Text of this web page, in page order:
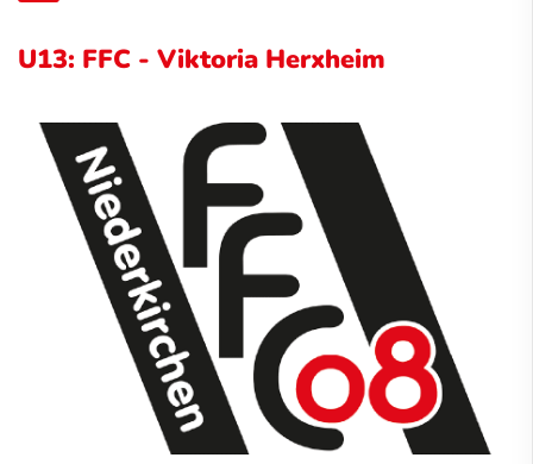
U13: FFC - Viktoria Herxheim